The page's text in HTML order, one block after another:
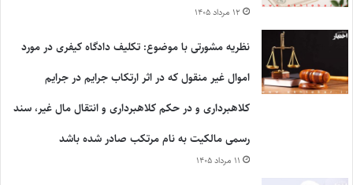
۱۲ مرداد ۱۴۰۵
نظریه مشورتی با موضوع: تکلیف دادگاه کیفری در مورد
اموال غیر منقول که در اثر ارتکاب جرایم در جرایم
کلاهبرداری و در حکم کلاهبرداری و انتقال مال غیر، سند
رسمی مالکیت به نام مرتکب صادر شده باشد
۱۱ مرداد ۱۴۰۵